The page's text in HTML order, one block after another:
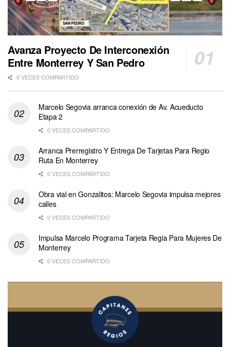
Avanza Proyecto De Interconexión
Entre Monterrey Y San Pedro
0 VECES COMPARTIDO
Marcelo Segovia arranca conexión de Av. Acueducto
Etapa 2
0 VECES COMPARTIDO
Arranca Prerregistro Y Entrega De Tarjetas Para Regio
Ruta En Monterrey
0 VECES COMPARTIDO
Obra vial en Gonzalitos: Marcelo Segovia impulsa mejores
calles
0 VECES COMPARTIDO
Impulsa Marcelo Programa Tarjeta Regia Para Mujeres De
Monterrey
0 VECES COMPARTIDO